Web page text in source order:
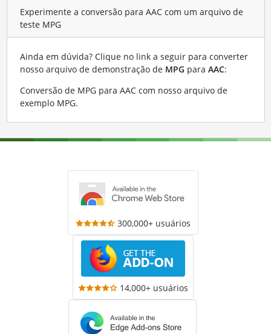
Experimente a conversão para AAC com um arquivo de
teste MPG
Ainda em dúvida? Clique no link a seguir para converter
nosso arquivo de demonstração de MPG para AAC:
Conversão de MPG para AAC com nosso arquivo de
exemplo MPG.
300,000+ usuários
14,000+ usuários